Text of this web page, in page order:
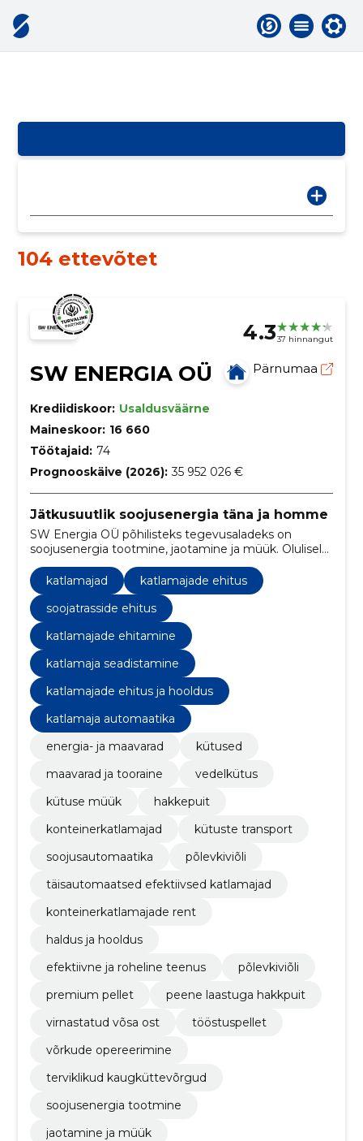
104 ettevõtet
4.337 hinnangut
SW ENERGIA OÜ Pärnumaa
Krediidiskoor: Usaldusväärne
Maineskoor: 16 660
Töötajaid: 74
Prognooskäive (2026): 35 952 026 €
Jätkusuutlik soojusenergia täna ja homme
SW Energia OÜ põhilisteks tegevusaladeks on
soojusenergia tootmine, jaotamine ja müük. Olulisel
kohal on teenuste spetsifitseeritud nõuetele
vastavus ja nende kõrge kvaliteet
katlamajad
katlamajade ehitus
soojatrasside ehitus
katlamajade ehitamine
katlamaja seadistamine
katlamajade ehitus ja hooldus
katlamaja automaatika
energia- ja maavarad
kütused
maavarad ja tooraine
vedelkütus
kütuse müük
hakkepuit
konteinerkatlamajad
kütuste transport
soojusautomaatika
põlevkiviõli
täisautomaatsed efektiivsed katlamajad
konteinerkatlamajade rent
haldus ja hooldus
efektiivne ja roheline teenus
põlevkiviõli
premium pellet
peene laastuga hakkpuit
virnastatud võsa ost
tööstuspellet
võrkude opereerimine
terviklikud kaugküttevõrgud
soojusenergia tootmine
jaotamine ja müük